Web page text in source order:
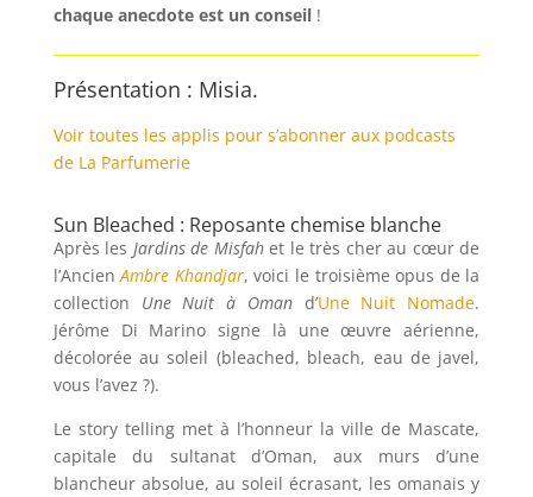
chaque anecdote est un conseil!
Présentation : Misia.
Voir toutes les applis pour s’abonner aux podcasts
de La Parfumerie
Sun Bleached : Reposante chemise blanche
Après les Jardins de Misfahet le très cher au cœur de
l’AncienAmbre Khandjar, voici le troisième opus de la
collection Une Nuit à Omand’Une Nuit Nomade.
Jérôme Di Marino signe là une œuvre aérienne,
décolorée au soleil (bleached, bleach, eau de javel,
vous l’avez ?).
Le story telling met à l’honneur la ville de Mascate,
capitale du sultanat d’Oman, aux murs d’une
blancheur absolue, au soleil écrasant, les omanais y